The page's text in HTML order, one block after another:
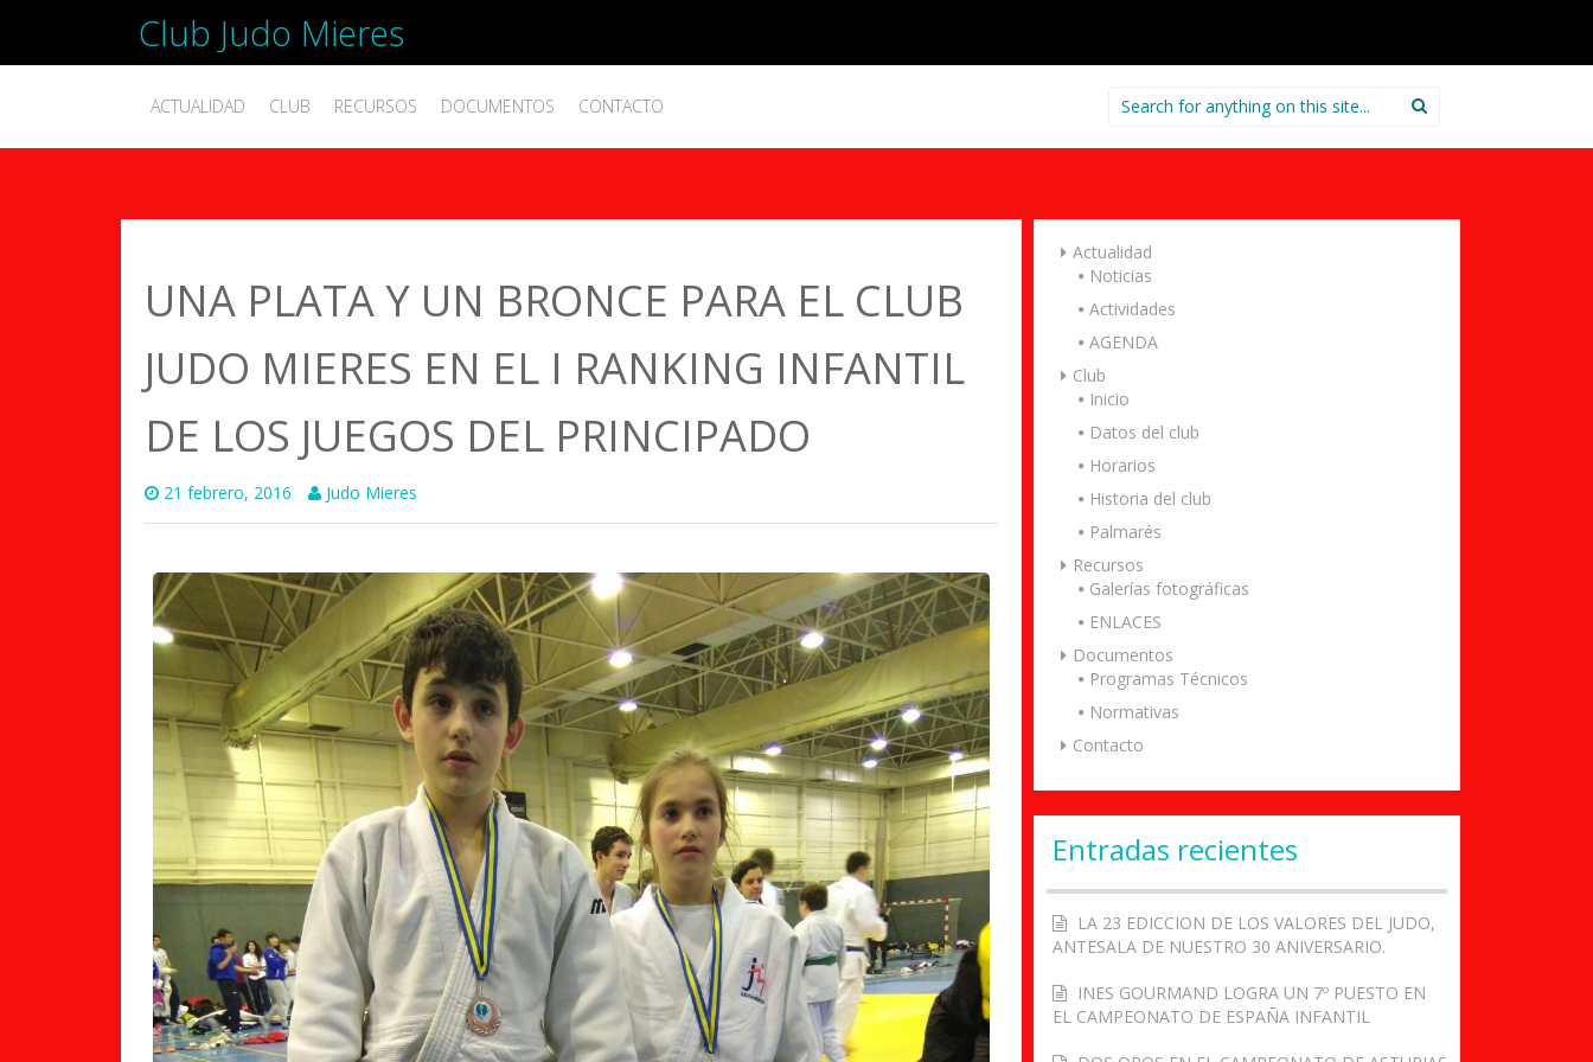
Club Judo Mieres
ACTUALIDAD CLUB RECURSOS DOCUMENTOS CONTACTO
Search
for:
UNA PLATA Y UN BRONCE PARA EL CLUB
JUDO MIERES EN EL I RANKING INFANTIL
DE LOS JUEGOS DEL PRINCIPADO
21 febrero, 2016 Judo Mieres
Actualidad
Noticias
Actividades
AGENDA
Club
Inicio
Datos del club
Horarios
Historia del club
Palmarés
Recursos
Galerías fotográficas
ENLACES
Documentos
Programas Técnicos
Normativas
Contacto
Entradas recientes
LA 23 EDICCION DE LOS VALORES DEL JUDO,
ANTESALA DE NUESTRO 30 ANIVERSARIO.
INES GOURMAND LOGRA UN 7º PUESTO EN
EL CAMPEONATO DE ESPAÑA INFANTIL